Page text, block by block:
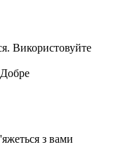
Використовуйте
Добре
з вами